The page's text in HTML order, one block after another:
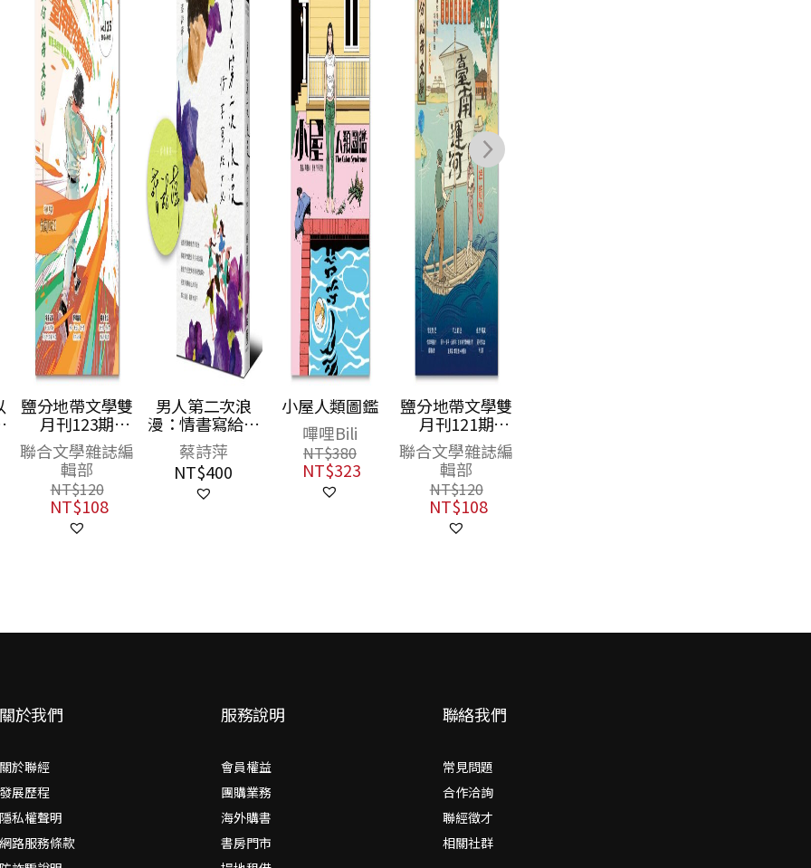
鹽分地帶文學雙
月刊123期
2026/8月號（臺
南野球物語）
聯合文學雜誌編
輯部
NT$120
NT$108
男人第二次浪
漫：情書寫給女
兒【深愛親簽
版】
蔡詩萍
NT$400
小屋人類圖鑑
嗶哩Bili
NT$380
NT$323
鹽分地帶文學雙
月刊121期
2026/4月號（臺
南運河一〇〇年
紀念）
聯合文學雜誌編
輯部
NT$120
NT$108
於我們
於聯經
展歷程
私權聲明
路服務條款
服務說明
會員權益
團購業務
海外購書
書房門市
聯絡我們
常見問題
合作洽詢
聯經徵才
相關社群